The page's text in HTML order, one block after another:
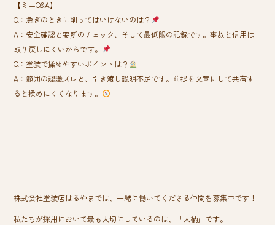
【ミニQ&A】
Q：急ぎのときに削ってはいけないのは？
A：安全確認と要所のチェック、そして最低限の記録です。事故と信用は
取り戻しにくいからです。
Q：塗装で揉めやすいポイントは？
A：範囲の認識ズレと、引き渡し説明不足です。前提を文章にして共有す
ると揉めにくくなります。
株式会社塗装店はるやまでは、一緒に働いてくださる仲間を募集中です！
私たちが採用において最も大切にしているのは、「人柄」です。